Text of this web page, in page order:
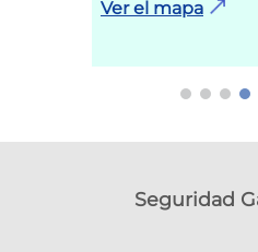
Ver el mapa
Seguridad